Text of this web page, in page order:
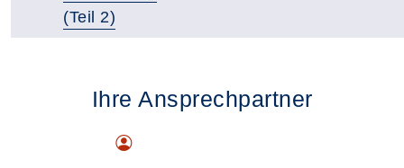
(Teil 2)
Ihre Ansprechpartner